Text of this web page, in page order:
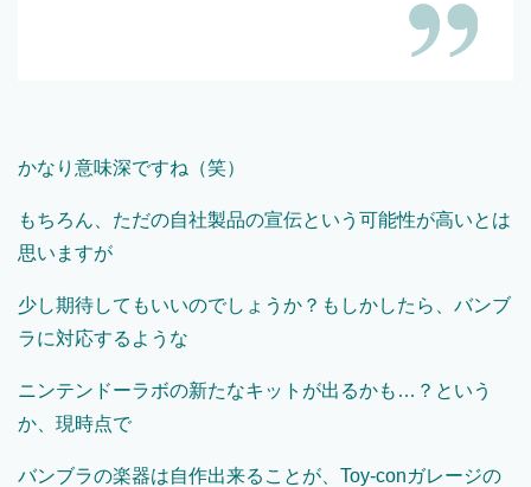
かなり意味深ですね（笑）
もちろん、ただの自社製品の宣伝という可能性が高いとは
思いますが
少し期待してもいいのでしょうか？もしかしたら、バンブ
ラに対応するような
ニンテンドーラボの新たなキットが出るかも…？という
か、現時点で
バンブラの楽器は自作出来ることが、Toy-conガレージの